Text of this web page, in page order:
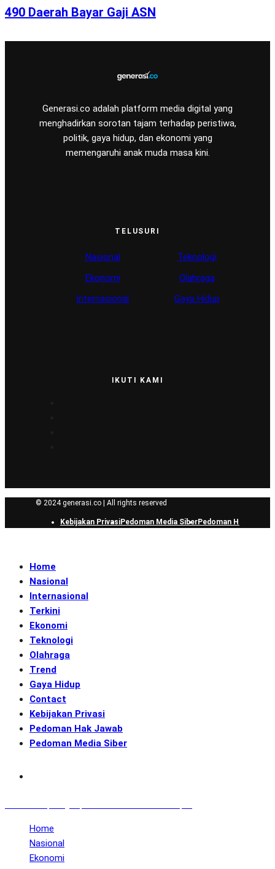
490 Daerah Bayar Gaji ASN
Generasi.co adalah platform media digital yang
menghadirkan sorotan tajam terhadap peristiwa,
politik, gaya hidup, dan ekonomi yang
memengaruhi anak muda masa kini.
TELUSURI
Nasional
Ekonomi
Internasional
Teknologi
Olahraga
Gaya Hidup
IKUTI KAMI
© 2024 generasi.co | All rights reserved
Kebijakan PrivasiPedoman Media SiberPedoman Hak Jawab
Home
Nasional
Internasional
Terkini
Ekonomi
Teknologi
Olahraga
Trend
Gaya Hidup
Contact
Kebijakan Privasi
Pedoman Hak Jawab
Pedoman Media Siber
Home
Nasional
Ekonomi